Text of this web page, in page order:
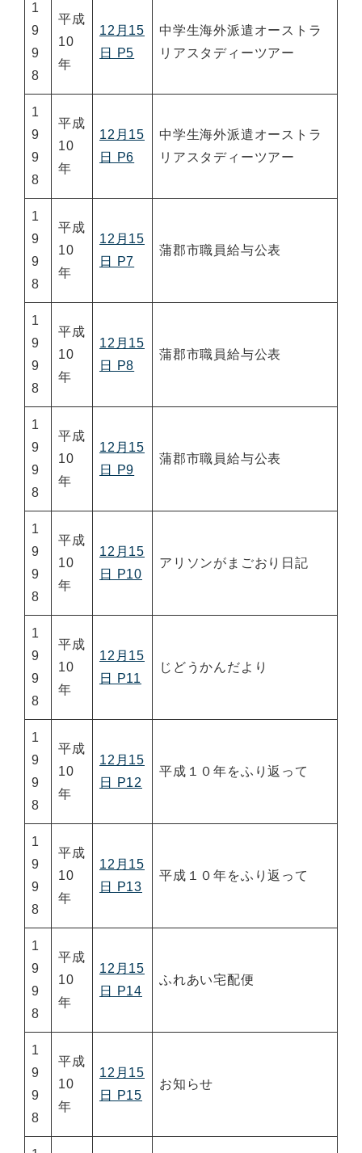
1
9
9
8
平成
10
年
12月15
日 P5
中学生海外派遣オーストラ
リアスタディーツアー
1
9
9
8
平成
10
年
12月15
日 P6
中学生海外派遣オーストラ
リアスタディーツアー
1
9
9
8
平成
10
年
12月15
日 P7
蒲郡市職員給与公表
1
9
9
8
平成
10
年
12月15
日 P8
蒲郡市職員給与公表
1
9
9
8
平成
10
年
12月15
日 P9
蒲郡市職員給与公表
1
9
9
8
平成
10
年
12月15
日 P10
アリソンがまごおり日記
1
9
9
8
平成
10
年
12月15
日 P11
じどうかんだより
1
9
9
8
平成
10
年
12月15
日 P12
平成１０年をふり返って
1
9
9
8
平成
10
年
12月15
日 P13
平成１０年をふり返って
1
9
9
8
平成
10
年
12月15
日 P14
ふれあい宅配便
1
9
9
8
平成
10
年
12月15
日 P15
お知らせ